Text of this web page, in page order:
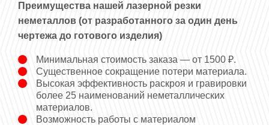
Преимущества нашей лазерной резки
неметаллов (от разработанного за один день
чертежа до готового изделия)
Минимальная стоимость заказа — от 1500 ₽.
Существенное сокращение потери материала.
Высокая эффективность раскроя и гравировки
более 25 наименований неметаллических
материалов.
Возможность работы с материалом